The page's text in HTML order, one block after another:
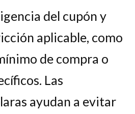
del cupón y
aplicable, como
de compra o
Las
ayudan a evitar